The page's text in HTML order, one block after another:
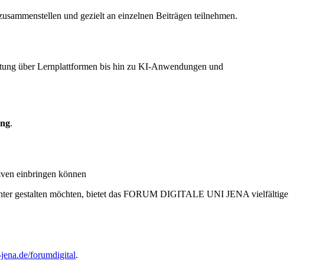
und gezielt an einzelnen Beiträgen teilnehmen.
über Lernplattformen bis hin zu KI-Anwendungen und
.
einbringen können
gestalten möchten, bietet das FORUM DIGITALE UNI JENA vielfältige
forumdigital.